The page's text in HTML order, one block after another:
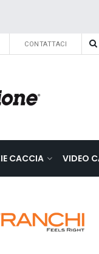
CONTATTACI
CACCIA VIDEO